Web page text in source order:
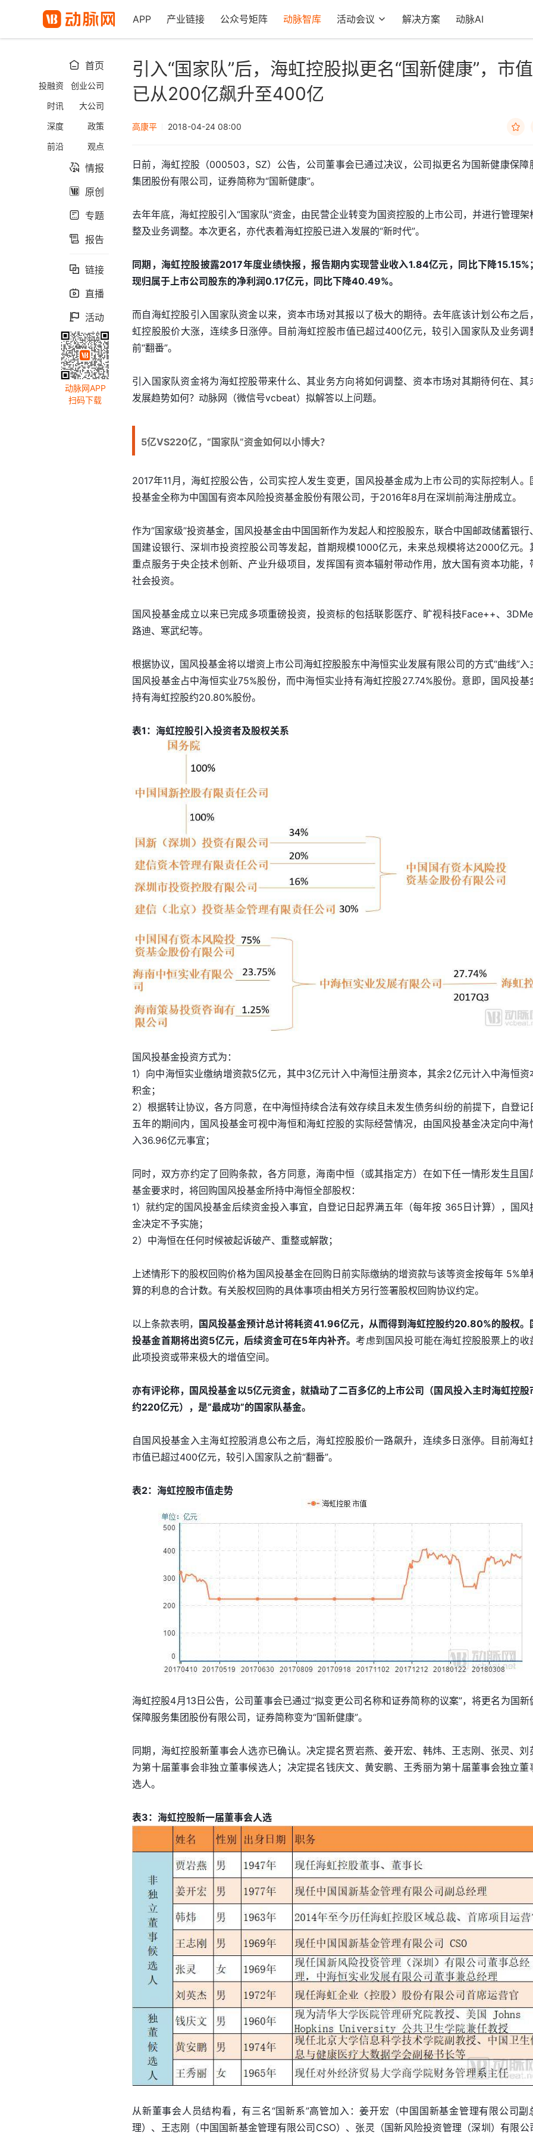
APP 产业链接 公众号矩阵 动脉智库 活动会议 解决方案 动脉AI
 首页
投融资
创业公司
时讯
大公司
深度
政策
前沿
观点
 情报
 原创
 专题
 报告
 链接
 直播
 活动
动脉网APP
扫码下载
引入“国家队”后，海虹控股拟更名“国新健康”，市值
已从200亿飙升至400亿
高康平 2018-04-24 08:00 
日前，海虹控股（000503，SZ）公告，公司董事会已通过决议，公司拟更名为国新健康保障
集团股份有限公司，证券简称为“国新健康”。
去年年底，海虹控股引入“国家队”资金，由民营企业转变为国资控股的上市公司，并进行管理架
整及业务调整。本次更名，亦代表着海虹控股已进入发展的“新时代”。
同期，海虹控股披露2017年度业绩快报，报告期内实现营业收入1.84亿元，同比下降15.15%
现归属于上市公司股东的净利润0.17亿元，同比下降40.49%。
而自海虹控股引入国家队资金以来，资本市场对其报以了极大的期待。去年底该计划公布之后
虹控股股价大涨，连续多日涨停。目前海虹控股市值已超过400亿元，较引入国家队及业务调
前“翻番”。
引入国家队资金将为海虹控股带来什么、其业务方向将如何调整、资本市场对其期待何在、其
发展趋势如何？动脉网（微信号vcbeat）拟解答以上问题。
5亿VS220亿，“国家队”资金如何以小博大？
2017年11月，海虹控股公告，公司实控人发生变更，国风投基金成为上市公司的实际控制人。
投基金全称为中国国有资本风险投资基金股份有限公司，于2016年8月在深圳前海注册成立。
作为“国家级”投资基金，国风投基金由中国国新作为发起人和控股股东，联合中国邮政储蓄银行
国建设银行、深圳市投资控股公司等发起，首期规模1000亿元，未来总规模将达2000亿元。
重点服务于央企技术创新、产业升级项目，发挥国有资本辐射带动作用，放大国有资本功能，
社会投资。
国风投基金成立以来已完成多项重磅投资，投资标的包括联影医疗、旷视科技Face++、
路迪、寒武纪等。
根据协议，国风投基金将以增资上市公司海虹控股股东中海恒实业发展有限公司的方式“曲线”入
国风投基金占中海恒实业75%股份，而中海恒实业持有海虹控股27.74%股份。意即，国风投基
持有海虹控股约20.80%股份。
表1：海虹控股引入投资者及股权关系
国风投基金投资方式为：
1）向中海恒实业缴纳增资款5亿元，其中3亿元计入中海恒注册资本，其余2亿元计入中海恒资
积金；
2）根据转让协议，各方同意，在中海恒持续合法有效存续且未发生债务纠纷的前提下，自登记
五年的期间内，国风投基金可视中海恒和海虹控股的实际经营情况，由国风投基金决定向中海
入36.96亿元事宜；
同时，双方亦约定了回购条款，各方同意，海南中恒（或其指定方）在如下任一情形发生且国
基金要求时，将回购国风投基金所持中海恒全部股权：
1）就约定的国风投基金后续资金投入事宜，自登记日起界满五年（每年按 365日计算），国风
金决定不予实施；
2）中海恒在任何时候被起诉破产、重整或解散；
上述情形下的股权回购价格为国风投基金在回购日前实际缴纳的增资款与该等资金按每年 5%单
算的利息的合计数。有关股权回购的具体事项由相关方另行签署股权回购协议约定。
以上条款表明，
国风投基金预计总计将耗资41.96亿元，从而得到海虹控股约20.80%的股权。
投基金首期将出资5亿元，后续资金可在5年内补齐。考虑到国风投可能在海虹控股股票上的收
此项投资或带来极大的增值空间。
亦有评论称，国风投基金以5亿元资金，就撬动了二百多亿的上市公司（国风投入主时海虹控股
约220亿元），是“最成功”的国家队基金。
自国风投基金入主海虹控股消息公布之后，海虹控股股价一路飙升，连续多日涨停。目前海虹
市值已超过400亿元，较引入国家队之前“翻番”。
表2：海虹控股市值走势
海虹控股4月13日公告，公司董事会已通过“拟变更公司名称和证券简称的议案”，将更名为国新
保障服务集团股份有限公司，证券简称变为“国新健康”。
同期，海虹控股新董事会人选亦已确认。决定提名贾岩燕、姜开宏、韩炜、王志刚、张灵、刘
为第十届董事会非独立董事候选人；决定提名钱庆文、黄安鹏、王秀丽为第十届董事会独立董
选人。
表3：海虹控股新一届董事会人选
从新董事会人员结构看，有三名“国新系”高管加入：姜开宏（中国国新基金管理有限公司副
理）、王志刚（中国国新基金管理有限公司CSO）、张灵（国新风险投资管理（深圳）有限公